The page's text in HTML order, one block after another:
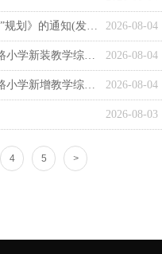
2026-08-04
【关于印发《新型电力系统建设“十五五”规划》的通知(发改能源〔2026〕942号)】-国家发展和改革委员会
2026-08-04
京延工程咨询有限公司关于贺州市新宁路小学新装教学综合楼变压器及配套用电房工程竞争性磋商公告
2026-08-04
京延工程咨询有限公司关于贺州市新宁路小学新增教学综合楼空调专用线路工程竞争性磋商公告
2026-08-03
4 5 >